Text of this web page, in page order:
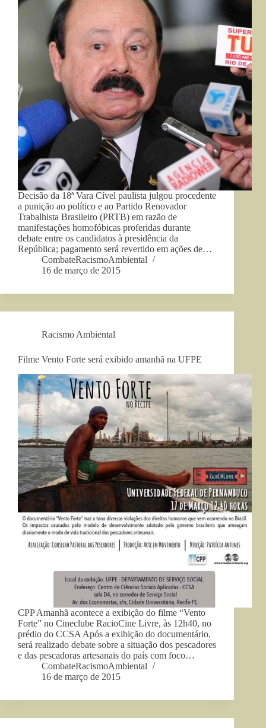
Decisão da 18ª Vara Cível paulista julgou procedente
a punição ao político e ao Partido Renovador
Trabalhista Brasileiro (PRTB) em razão de
manifestações homofóbicas proferidas durante
debate entre os candidatos à presidência da
República; pagamento será revertido em ações de…
CombateRacismoAmbiental
16 de março de 2015
Racismo Ambiental
Filme Vento Forte será exibido amanhã na UFPE
CPP Amanhã acontece a exibição do filme “Vento
Forte” no Cineclube RacioCine Livre, às 12h40, no
prédio do CCSA Após a exibição do documentário,
será realizado debate sobre a situação dos pescadores
e das pescadoras artesanais do país com foco…
CombateRacismoAmbiental
16 de março de 2015